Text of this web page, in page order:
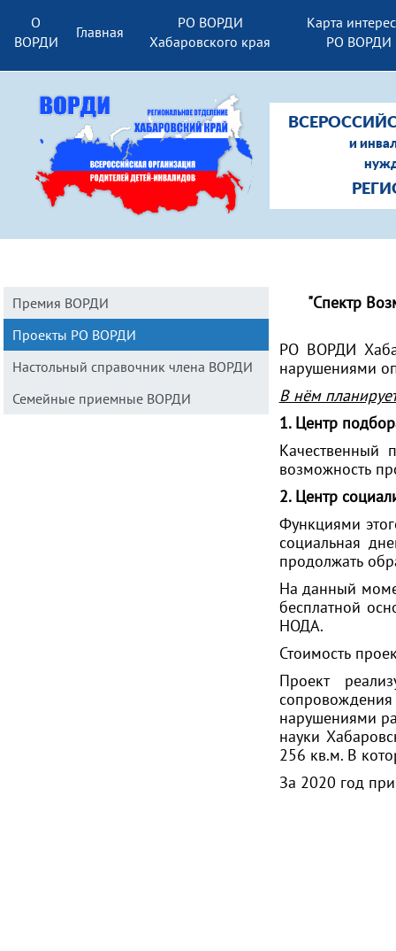
и
О
ВОРДИ
Главная
РО ВОРДИ
Хабаровского края
Карта
РО ВОРДИ
Премия ВОРДИ
Проекты РО ВОРДИ
Настольный справочник члена ВОРДИ
Семейные приемные ВОРДИ
"Спектр
РО ВОРДИ
нарушениями
В нём
1. Центр
Качественный
возможность
2. Центр
Функциями
социальная
продолжать
На данный
бесплатной
НОДА.
Стоимость
Проект
нарушениями
науки
256 кв.м. В
За 2020 год